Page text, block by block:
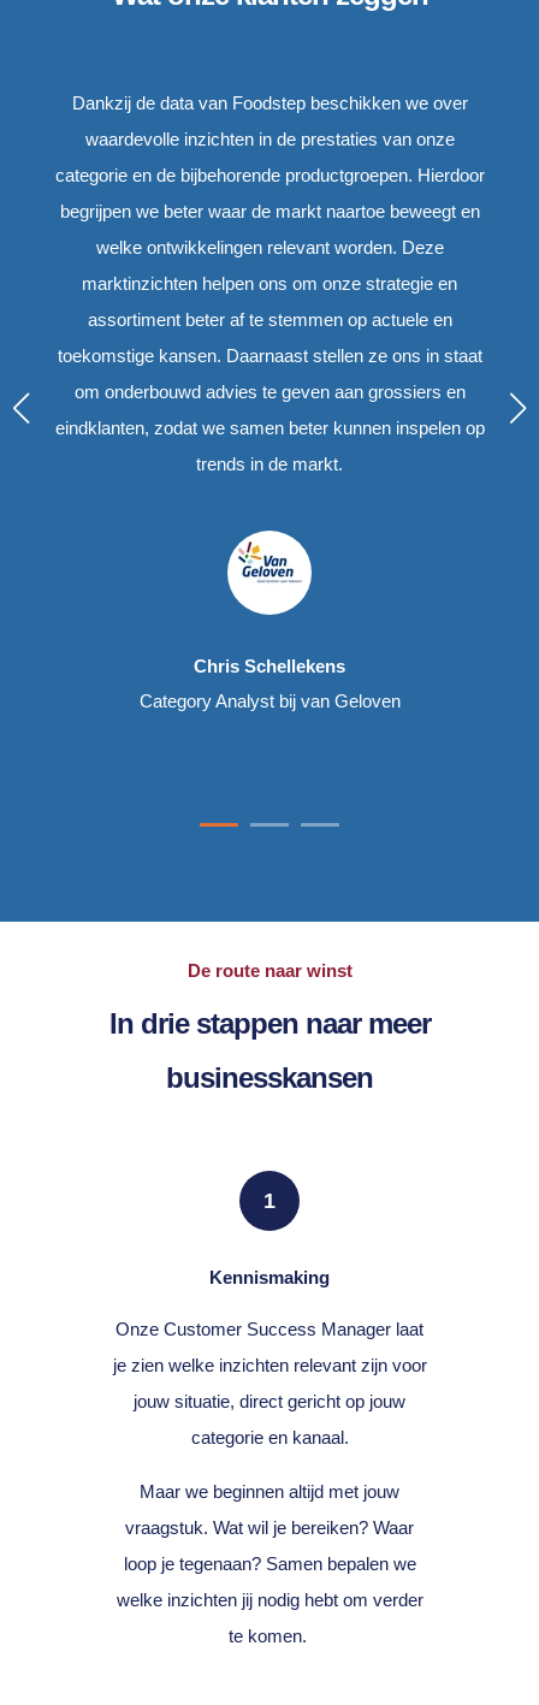
Dankzij de data van Foodstep beschikken we over
waardevolle inzichten in de prestaties van onze
categorie en de bijbehorende productgroepen. Hierdoor
begrijpen we beter waar de markt naartoe beweegt en
welke ontwikkelingen relevant worden. Deze
marktinzichten helpen ons om onze strategie en
assortiment beter af te stemmen op actuele en
toekomstige kansen. Daarnaast stellen ze ons in staat
om onderbouwd advies te geven aan grossiers en
eindklanten, zodat we samen beter kunnen inspelen op
trends in de markt.
Chris Schellekens
Category Analyst bij van Geloven
De route naar winst
In drie stappen naar meer
businesskansen
1
Kennismaking
Onze Customer Success Manager laat
je zien welke inzichten relevant zijn voor
jouw situatie, direct gericht op jouw
categorie en kanaal.
Maar we beginnen altijd met jouw
vraagstuk. Wat wil je bereiken? Waar
loop je tegenaan? Samen bepalen we
welke inzichten jij nodig hebt om verder
te komen.